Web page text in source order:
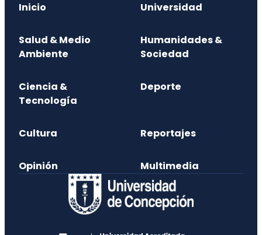
Inicio Universidad
Salud & Medio
Ambiente
Humanidades &
Sociedad
Ciencia &
Tecnología
Deporte
Cultura Reportajes
Opinión Multimedia